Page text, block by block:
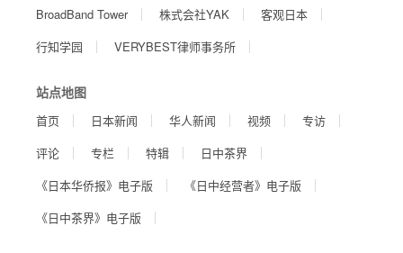
BroadBand Tower
株式会社YAK
客观日本
行知学园
VERYBEST律师事务所
站点地图
首页 日本新闻 华人新闻 视频
专访
评论
专栏 特辑
日中茶界
《日本华侨报》电子版
《日中经营者》电子版
《日中茶界》电子版